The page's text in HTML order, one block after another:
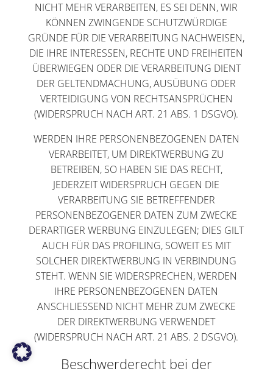
NICHT MEHR VERARBEITEN, ES SEI DENN, WIR
KÖNNEN ZWINGENDE SCHUTZWÜRDIGE
GRÜNDE FÜR DIE VERARBEITUNG NACHWEISEN,
DIE IHRE INTERESSEN, RECHTE UND FREIHEITEN
ÜBERWIEGEN ODER DIE VERARBEITUNG DIENT
DER GELTENDMACHUNG, AUSÜBUNG ODER
VERTEIDIGUNG VON RECHTSANSPRÜCHEN
(WIDERSPRUCH NACH ART. 21 ABS. 1 DSGVO).
WERDEN IHRE PERSONENBEZOGENEN DATEN
VERARBEITET, UM DIREKTWERBUNG ZU
BETREIBEN, SO HABEN SIE DAS RECHT,
JEDERZEIT WIDERSPRUCH GEGEN DIE
VERARBEITUNG SIE BETREFFENDER
PERSONENBEZOGENER DATEN ZUM ZWECKE
DERARTIGER WERBUNG EINZULEGEN; DIES GILT
AUCH FÜR DAS PROFILING, SOWEIT ES MIT
SOLCHER DIREKTWERBUNG IN VERBINDUNG
STEHT. WENN SIE WIDERSPRECHEN, WERDEN
IHRE PERSONENBEZOGENEN DATEN
ANSCHLIESSEND NICHT MEHR ZUM ZWECKE
DER DIREKTWERBUNG VERWENDET
(WIDERSPRUCH NACH ART. 21 ABS. 2 DSGVO).
Beschwerde­recht bei der